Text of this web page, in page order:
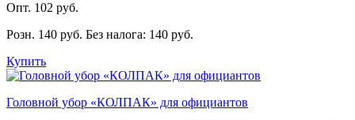
Опт. 102 руб.
Розн. 140 руб. Без налога: 140 руб.
Купить
Головной убор «КОЛПАК» для официантов